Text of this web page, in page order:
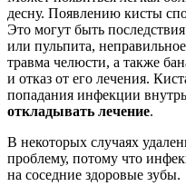
десну. Появлению кисты
Это могут быть
или пульпита,
травма челюсти, а также
и отказ от его лечения.
попадания инфекции
откладывать лечение.
В некоторых случаях
проблему, потому что
на соседние здоровые зубы.